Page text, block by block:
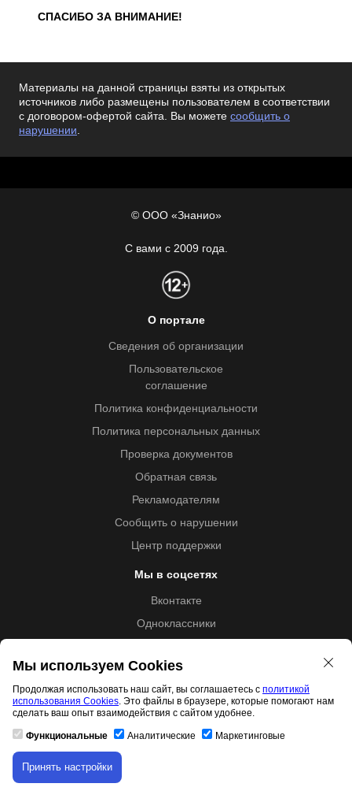
СПАСИБО ЗА ВНИМАНИЕ!
Материалы на данной страницы взяты из открытых
источников либо размещены пользователем в соответствии
с договором-офертой сайта. Вы можете сообщить о
нарушении.
Скачивание материала доступно только для
авторизованных пользователей.
© ООО «Знанио»
С вами с 2009 года.
О портале
Сведения об организации
Пользовательское
соглашение
Политика конфиденциальности
Политика персональных данных
Проверка документов
Обратная связь
Рекламодателям
Сообщить о нарушении
Центр поддержки
Мы в соцсетях
Вконтакте
Одноклассники
Образовательная лицензия №5257 от 09.09.2020 (Л035-
01253-67/00192487)
Свидетельство правообладателя товарного знака 11.01.2017
Мы используем Cookies
Продолжая использовать наш сайт, вы соглашаетесь с политикой
использования Cookies. Это файлы в браузере, которые помогают нам
сделать ваш опыт взаимодействия с сайтом удобнее.
Функциональные Аналитические Маркетинговые
Принять настройки